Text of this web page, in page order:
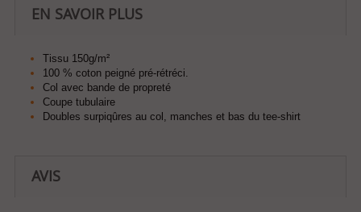
EN SAVOIR PLUS
Tissu 150g/m²
100 % coton peigné pré-rétréci.
Col avec bande de propreté
Coupe tubulaire
Doubles surpiqûres au col, manches et bas du tee-shirt
AVIS